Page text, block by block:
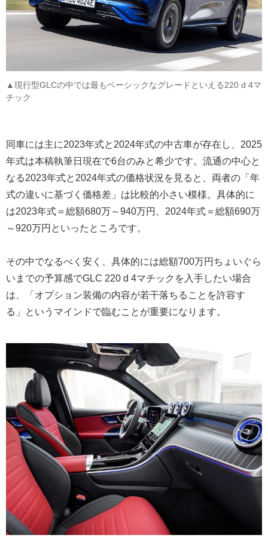
▲現行型GLCの中では最もベーシックなグレードといえる220 d 4マ
チック
同車には主に2023年式と2024年式の中古車が存在し、2025
年式は本稿執筆日現在で6台のみと希少です。流通の中心と
なる2023年式と2024年式の価格状況を見ると、両者の「年
式の違いに基づく価格差」は比較的小さい模様。具体的に
は2023年式＝総額680万～940万円、2024年式＝総額690万
～920万円といったところです。
その中でなるべく安く、具体的には総額700万円ちょいぐら
いまでの予算感でGLC 220 d 4マチックを入手したい場合
は、「オプション装備の内容が若干落ちることを許容す
る」というマインドで臨むことが重要になります。